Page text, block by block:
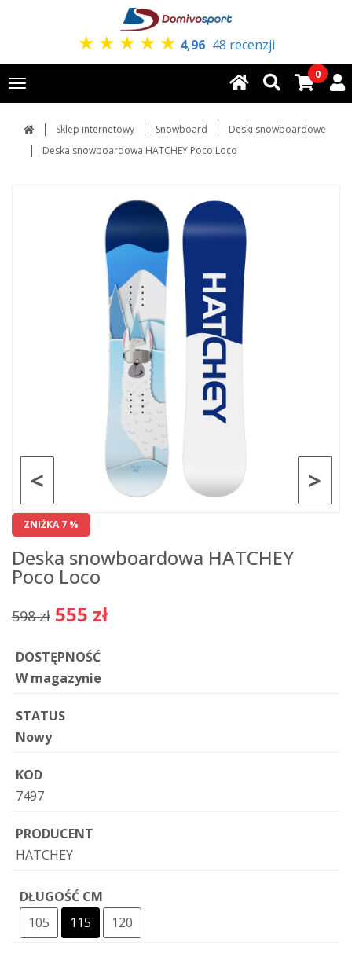
★ ★ ★ ★ ★ 4,96 48 recenzji
Toggle
navigation
0
Sklep internetowy Snowboard
Deski snowboardowe
Deska snowboardowa HATCHEY Poco Loco
>
<
ZNIŻKA 7 %
Deska snowboardowa HATCHEY
Poco Loco
598 zł 555 zł
DOSTĘPNOŚĆ
W magazynie
STATUS
Nowy
KOD
7497
PRODUCENT
HATCHEY
DŁUGOŚĆ CM
105
115 120